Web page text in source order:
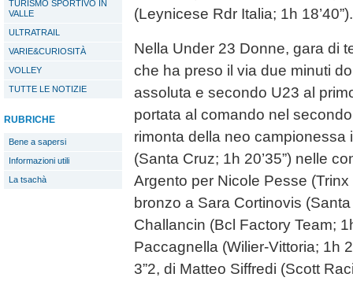
TURISMO SPORTIVO IN
VALLE
ULTRATRAIL
VARIE&CURIOSITÀ
VOLLEY
TUTTE LE NOTIZIE
RUBRICHE
Bene a sapersi
Informazioni utili
La tsachà
(Leynicese Rdr Italia; 1h 18’40”).
Nella Under 23 Donne, gara di
che ha preso il via due minuti
assoluta e secondo U23 al
portata al comando nel
rimonta della neo campionessa
(Santa Cruz; 1h 20’35”) nelle
Argento per Nicole Pesse (Trinx
bronzo a Sara Cortinovis (Santa
Challancin (Bcl Factory Team;
Paccagnella (Wilier-Vittoria; 1h
3”2, di Matteo Siffredi (Scott